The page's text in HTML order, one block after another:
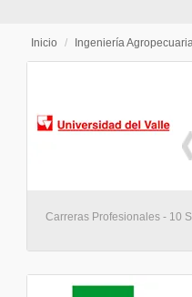
Inicio / Ingeniería
Carreras Profesionales - 10